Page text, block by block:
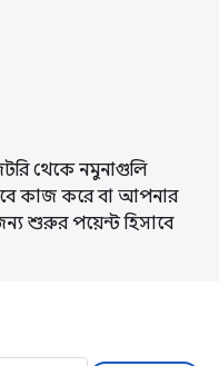
থেকে নমুনাগুলি
কাজ করে বা আপনার
শুরুর পয়েন্ট হিসাবে